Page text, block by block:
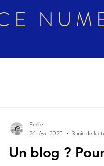
Un blog ?
Emilie
26 févr. 2025
3 min de